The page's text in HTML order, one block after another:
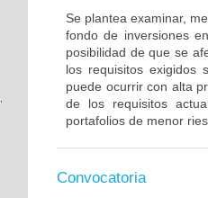
Se plantea examinar,
fondo de inversiones
posibilidad de que se
los requisitos exigidos
puede ocurrir con alta
de los requisitos
portafolios de menor
Convocatoria